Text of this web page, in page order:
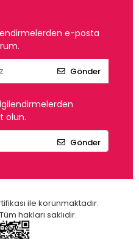
e-posta
Gönder
olun.
Gönder
ile korunmaktadır.
hakları saklıdır.